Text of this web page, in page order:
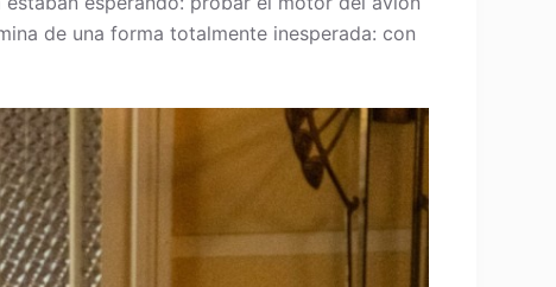
de una forma totalmente inesperada: con